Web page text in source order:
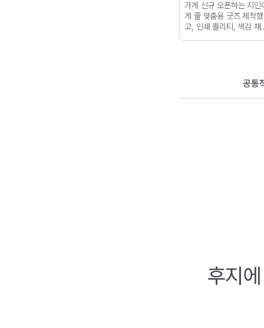
가게 신규 오픈하는 지인
게 줄 맞춤용 굿즈 제작했
고, 인쇄 퀄리티, 색감 재
공통
후지